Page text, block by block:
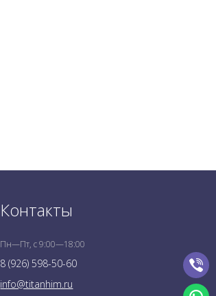
Контакты
Пн—Пт, с 9:00—18:00
8 (926) 598-50-60
info@titanhim.ru